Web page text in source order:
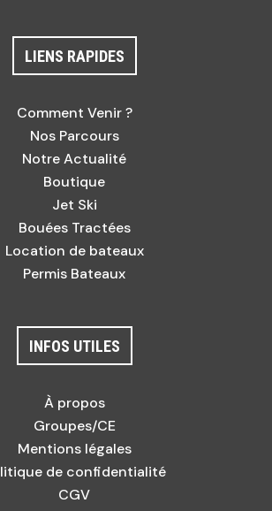
LIENS RAPIDES
Comment Venir ?
Nos Parcours
Notre Actualité
Boutique
Jet Ski
Bouées Tractées
Location de bateaux
Permis Bateaux
INFOS UTILES
À propos
Groupes/CE
Mentions légales
de confidentialité
CGV